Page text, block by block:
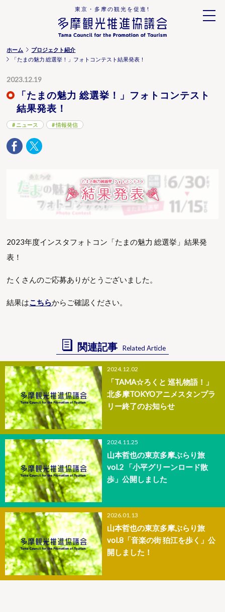
東京・多摩の観光を促進!
ホーム
プロジェクト紹介
「たまの魅力 総選挙！」フォトコンテスト結果発表！
2023.12.19
「たまの魅力 総選挙！」フォトコンテスト
結果発表！
ニュース 情報発信
2023年度インスタフォトコン「たまの魅力 総選挙」結果発
表！
たくさんのご応募ありがとうございました。
結果はこちらからご確認ください。
関連記事 Related Article
2024.12.02
「TAMA☆ろくと 巡礼物語！」
北多摩TOKYOアニメスタンプラ
リー終了のお知らせ
2024.11.25
山本哲也の東京多摩ぶらり旅
vol.2 「小平グリーンロード散
歩」公開しました
2026.01.13
山本哲也の東京多摩ぶらり旅
vol.8「音楽の街 狛江を歩く」公
開しました！